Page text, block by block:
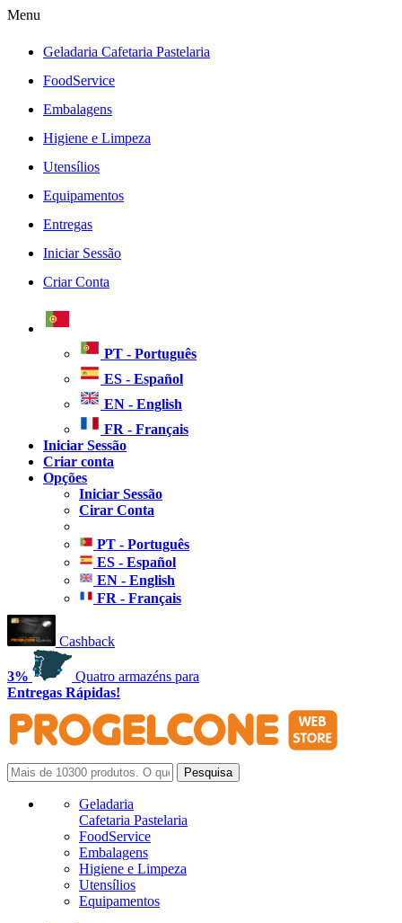
Menu
Geladaria Cafetaria Pastelaria
FoodService
Embalagens
Higiene e Limpeza
Utensílios
Equipamentos
Entregas
Iniciar Sessão
Criar Conta
PT - Português
ES - Español
EN - English
FR - Français
Iniciar Sessão
Criar conta
Opções
Iniciar Sessão
Cirar Conta
PT - Português
ES - Español
EN - English
FR - Français
Cashback
3%
Quatro armazéns para
Entregas Rápidas!
Geladaria
Cafetaria Pastelaria
FoodService
Embalagens
Higiene e Limpeza
Utensílios
Equipamentos